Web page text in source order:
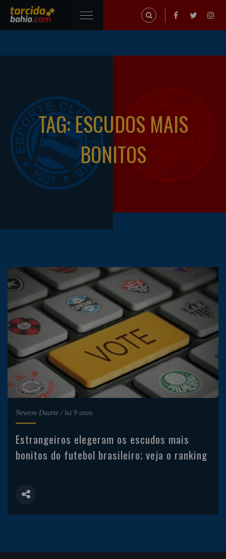
TAG: ESCUDOS MAIS
BONITOS
Newton Duarte / há 9 anos
Estrangeiros elegeram os escudos mais
bonitos do futebol brasileiro; veja o ranking